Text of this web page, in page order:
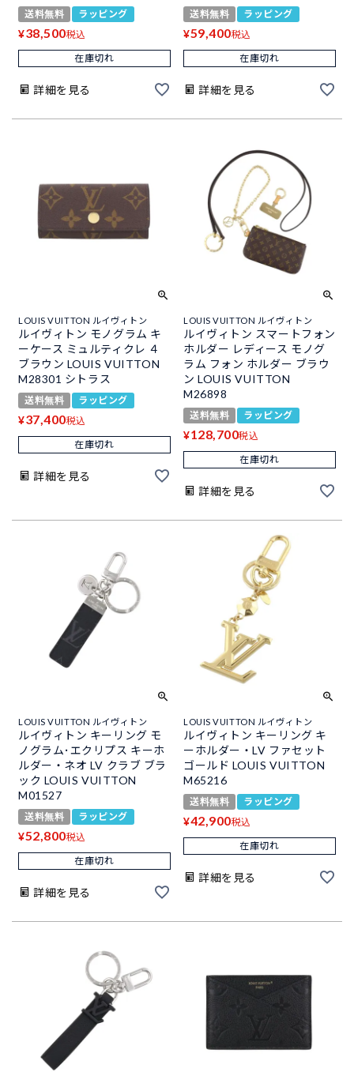
送料無料 ラッピング
¥38,500税込
在庫切れ
詳細を見る
送料無料 ラッピング
¥59,400税込
在庫切れ
詳細を見る
LOUIS VUITTON ルイヴィトン
ルイヴィトン モノグラム キ
ーケース ミュルティクレ ４
ブラウン LOUIS VUITTON
M28301 シトラス
送料無料 ラッピング
¥37,400税込
在庫切れ
詳細を見る
LOUIS VUITTON ルイヴィトン
ルイヴィトン スマートフォン
ホルダー レディース モノグ
ラム フォン ホルダー ブラウ
ン LOUIS VUITTON
M26898
送料無料 ラッピング
¥128,700税込
在庫切れ
詳細を見る
LOUIS VUITTON ルイヴィトン
ルイヴィトン キーリング モ
ノグラム･エクリプス キーホ
ルダー・ネオ LV クラブ ブラ
ック LOUIS VUITTON
M01527
送料無料 ラッピング
¥52,800税込
在庫切れ
詳細を見る
LOUIS VUITTON ルイヴィトン
ルイヴィトン キーリング キ
ーホルダー・LV ファセット
ゴールド LOUIS VUITTON
M65216
送料無料 ラッピング
¥42,900税込
在庫切れ
詳細を見る